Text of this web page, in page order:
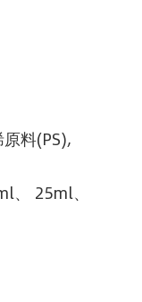
料(PS),
25ml、